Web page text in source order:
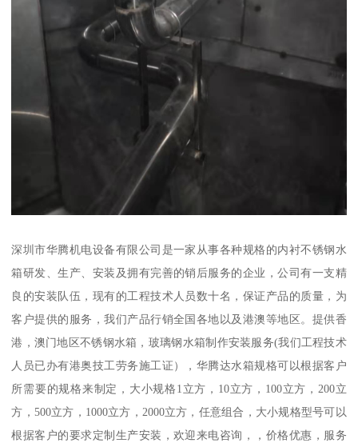
深圳市华腾机电设备有限公司是一家从事各种规格的内衬不锈钢水
箱研发、生产、安装及拥有完善的销后服务的企业，公司有一支精
良的安装队伍，现有的工程技术人员数十名，保证产品的质量，为
客户提供的服务，我们产品行销全国各地以及港澳等地区。提供香
港，澳门地区不锈钢水箱，玻璃钢水箱制作安装服务(我们工程技术
人员已办有港奥技工劳务施工证），华腾达水箱规格可以根据客户
所需要的规格来制定，大小规格1立方，10立方，100立方，200立
方，500立方，1000立方，2000立方，任意组合，大小规格型号可以
根据客户的要求定制生产安装，欢迎来电咨询，，价格优惠，服务